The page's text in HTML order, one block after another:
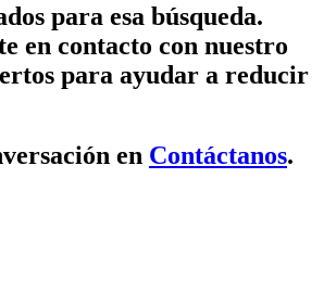
para esa búsqueda.
en contacto con nuestro
para ayudar a reducir
en Contáctanos.